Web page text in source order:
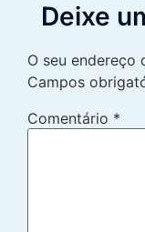
Deixe
O seu endereço
Campos
Comentário *